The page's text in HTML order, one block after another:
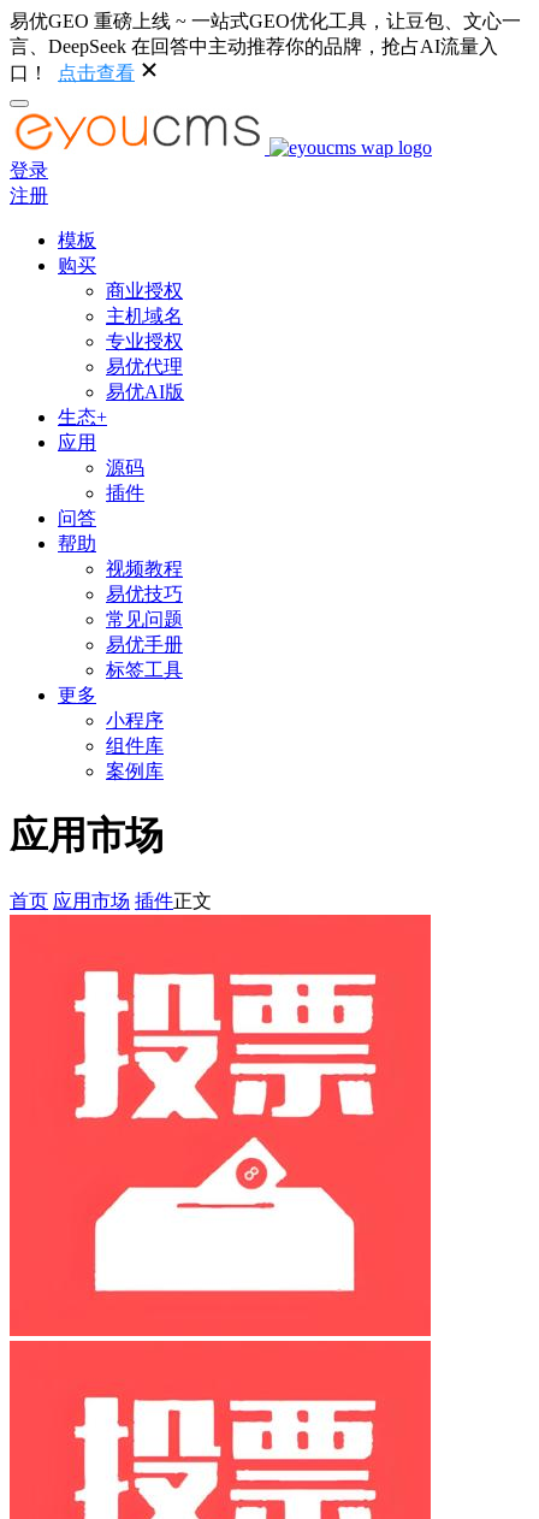
易优GEO 重磅上线 ~ 一站式GEO优化工具，让豆包、文心一
言、DeepSeek 在回答中主动推荐你的品牌，抢占AI流量入
口！
点击查看
登录
注册
模板
购买
商业授权
主机域名
专业授权
易优代理
易优AI版
生态+
应用
源码
插件
问答
帮助
视频教程
易优技巧
常见问题
易优手册
标签工具
更多
小程序
组件库
案例库
应用市场
首页 应用市场 插件正文